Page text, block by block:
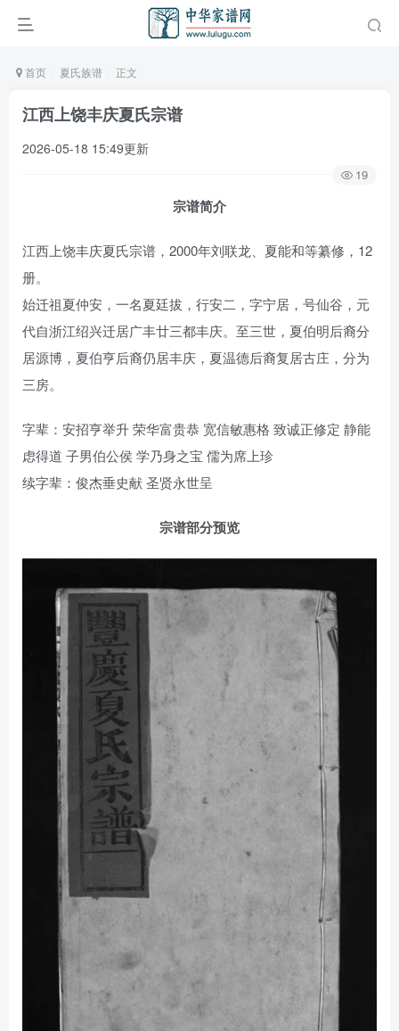
首页 夏氏族谱 正文
江西上饶丰庆夏氏宗谱
2026-05-18 15:49更新
19
宗谱简介
江西上饶丰庆夏氏宗谱，2000年刘联龙、夏能和等纂修，12
册。
始迁祖夏仲安，一名夏廷拔，行安二，字宁居，号仙谷，元
代自浙江绍兴迁居广丰廿三都丰庆。至三世，夏伯明后裔分
居源博，夏伯亨后裔仍居丰庆，夏温德后裔复居古庄，分为
三房。
字辈：安招亨举升 荣华富贵恭 宽信敏惠格 致诚正修定 静能
虑得道 子男伯公侯 学乃身之宝 儒为席上珍
续字辈：俊杰垂史献 圣贤永世呈
宗谱部分预览